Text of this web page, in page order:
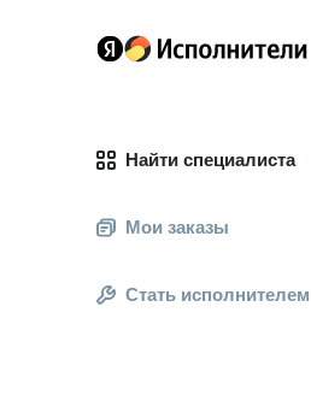
Найти специалиста
Мои заказы
Стать исполнителем